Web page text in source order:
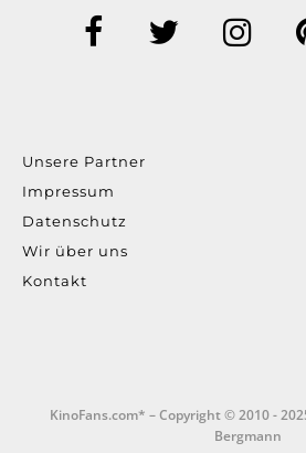
Unsere Partner
Impressum
Datenschutz
Wir über uns
Kontakt
KinoFans.com* – Copyright © 2010 -
Bergmann